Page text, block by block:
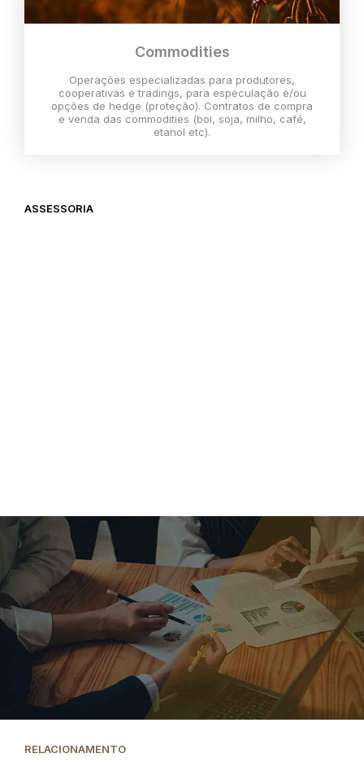
Commodities
Operações especializadas para produtores,
cooperativas e tradings, para especulação e/ou
opções de hedge (proteção). Contratos de compra
e venda das commodities (boi, soja, milho, café,
etanol etc).
ASSESSORIA
RELACIONAMENTO